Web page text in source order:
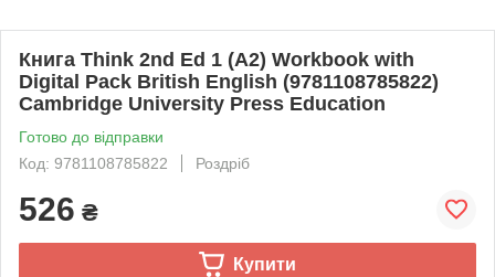
Книга Think 2nd Ed 1 (А2) Workbook with
Digital Pack British English (9781108785822)
Cambridge University Press Education
Готово до відправки
Код: 9781108785822
Роздріб
526 ₴
Купити